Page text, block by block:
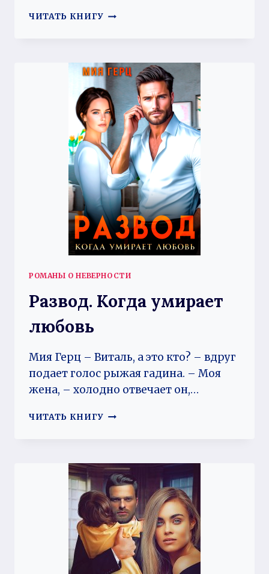
ЧИТАТЬ КНИГУ ВТОРОЙ
РОМАНЫ О НЕВЕРНОСТИ
Развод. Когда умирает
любовь
Мия Герц – Виталь, а это кто? – вдруг
подает голос рыжая гадина. – Моя
жена, – холодно отвечает он,…
ЧИТАТЬ КНИГУ РАЗВОД.